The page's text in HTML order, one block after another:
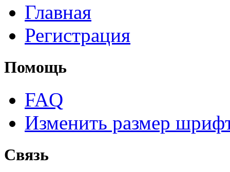
Главная
Регистрация
Помощь
FAQ
Изменить размер
Связь